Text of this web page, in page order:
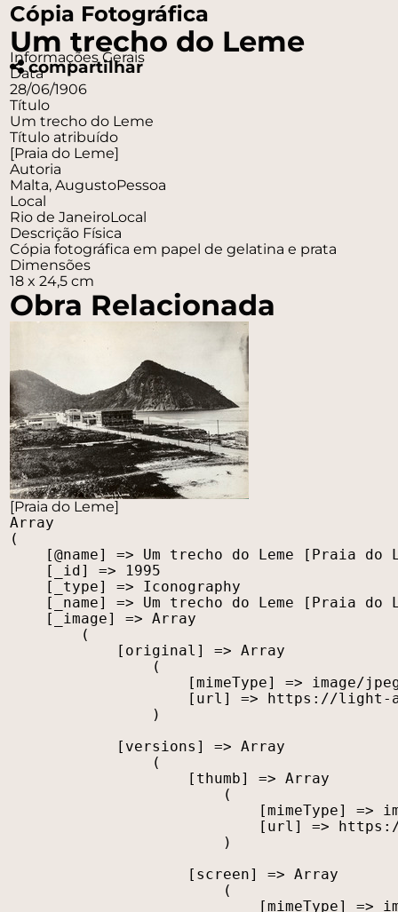
Cópia Fotográfica
Um trecho do Leme
compartilhar
Informações Gerais
Data
28/06/1906
Título
Um trecho do Leme
Título atribuído
[Praia do Leme]
Autoria
Malta, AugustoPessoa
Local
Rio de JaneiroLocal
Descrição Física
Cópia fotográfica em papel de gelatina e prata
Dimensões
18 x 24,5 cm
Obra Relacionada
[Praia do Leme]
Array
(
[@name] => Um trecho do Leme [Praia do
    [_id] => 1995
    [_type] => Iconography
[_name] => Um trecho do Leme [Praia do
    [_image] => Array
        (
            [original] => Array
                (
[mimeType] => image/
[url] => https://
                )
            [versions] => Array
                (
                    [thumb] => Array
                        (
[mimeType] =>
[url] =>
                        )
                    [screen] => Array
                        (
[mimeType] =>